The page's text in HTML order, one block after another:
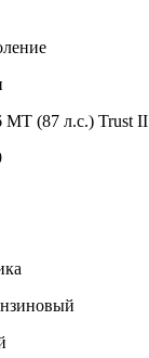
МТ (87 л.с.) Trust II